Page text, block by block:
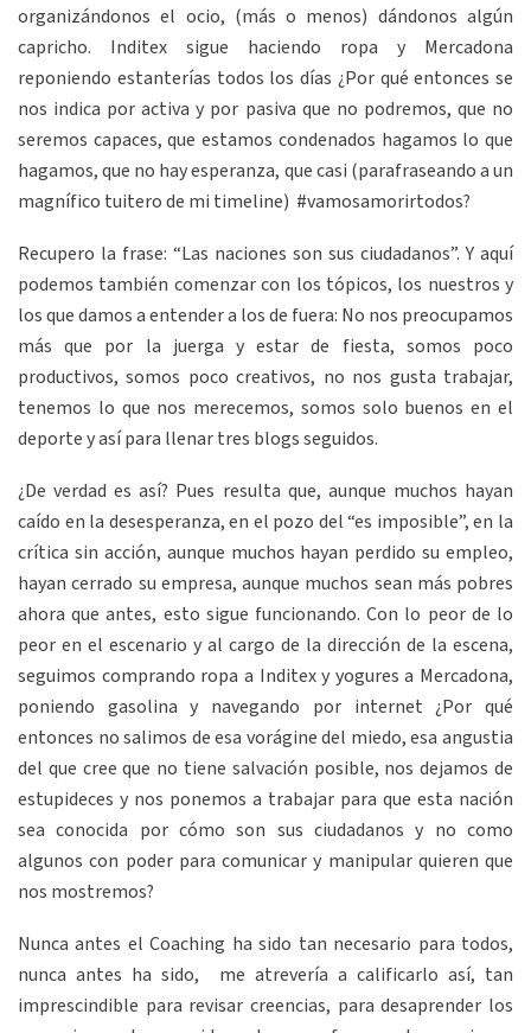
organizándonos el ocio, (más o menos) dándonos algún
capricho. Inditex sigue haciendo ropa y Mercadona
reponiendo estanterías todos los días ¿Por qué entonces se
nos indica por activa y por pasiva que no podremos, que no
seremos capaces, que estamos condenados hagamos lo que
hagamos, que no hay esperanza, que casi (parafraseando a un
magnífico tuitero de mi timeline) #vamosamorirtodos?
Recupero la frase: “Las naciones son sus ciudadanos”. Y aquí
podemos también comenzar con los tópicos, los nuestros y
los que damos a entender a los de fuera: No nos preocupamos
más que por la juerga y estar de fiesta, somos poco
productivos, somos poco creativos, no nos gusta trabajar,
tenemos lo que nos merecemos, somos solo buenos en el
deporte y así para llenar tres blogs seguidos.
¿De verdad es así? Pues resulta que, aunque muchos hayan
caído en la desesperanza, en el pozo del “es imposible”, en la
crítica sin acción, aunque muchos hayan perdido su empleo,
hayan cerrado su empresa, aunque muchos sean más pobres
ahora que antes, esto sigue funcionando. Con lo peor de lo
peor en el escenario y al cargo de la dirección de la escena,
seguimos comprando ropa a Inditex y yogures a Mercadona,
poniendo gasolina y navegando por internet ¿Por qué
entonces no salimos de esa vorágine del miedo, esa angustia
del que cree que no tiene salvación posible, nos dejamos de
estupideces y nos ponemos a trabajar para que esta nación
sea conocida por cómo son sus ciudadanos y no como
algunos con poder para comunicar y manipular quieren que
nos mostremos?
Nunca antes el Coaching ha sido tan necesario para todos,
nunca antes ha sido, me atrevería a calificarlo así, tan
imprescindible para revisar creencias, para desaprender los